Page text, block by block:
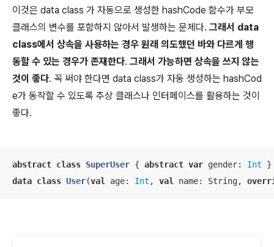
이것은 data class 가 자동으로 생성한 hashCode 함수가 부모
클래스의 변수를 포함하지 않아서 발생하는 문제다. 그래서 data
class에서 상속을 사용하는 경우 원래 의도했던 바와 다르게 행
동할 수 있는 경우가 존재한다. 그래서 가능하면 상속을 쓰지 않는
것이 좋다. 꼭 써야 한다면 data class가 자동 생성하는 hashCod
e가 동작할 수 있도록 추상 클래스나 인터페이스를 활용하는 것이
좋다.
abstract class SuperUser { abstract var gender: Int
data class User(val age: Int , val name: String,